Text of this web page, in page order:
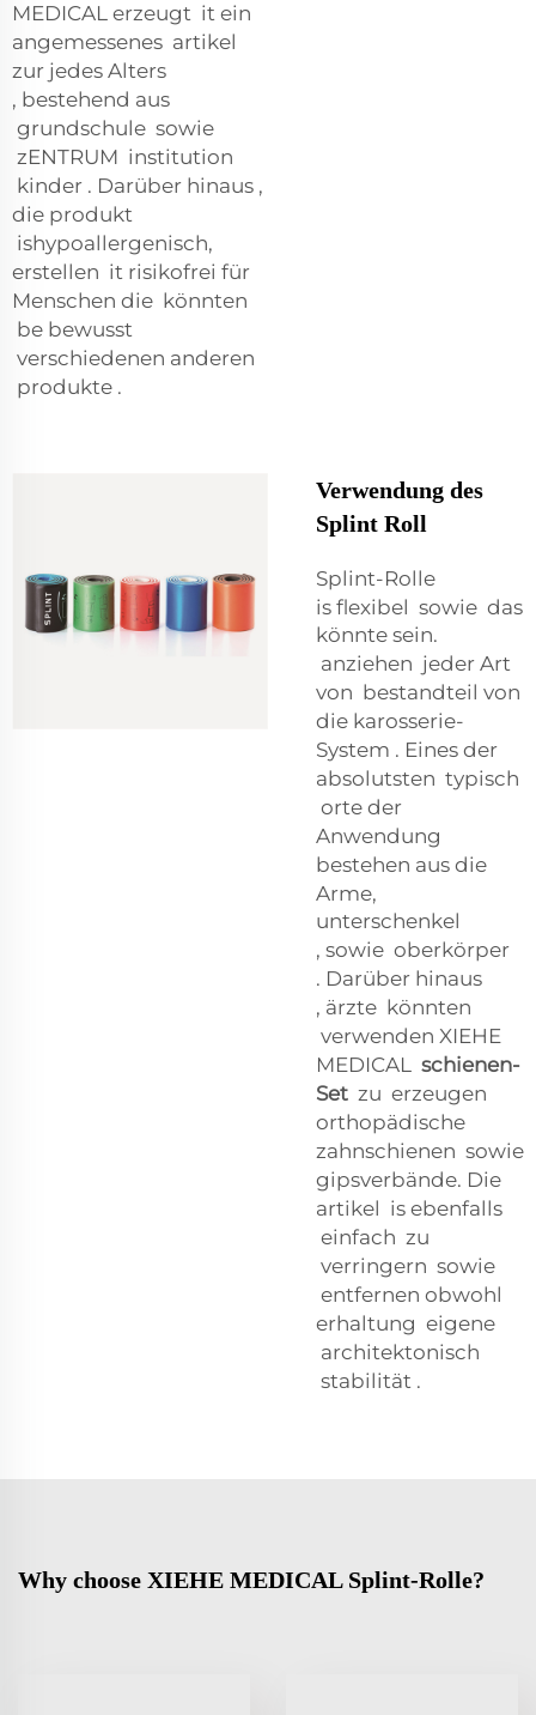
MEDICAL erzeugt it ein
angemessenes artikel
zur jedes Alters
, bestehend aus
grundschule sowie
zENTRUM institution
kinder . Darüber hinaus ,
die produkt
ishypoallergenisch,
erstellen it risikofrei für
Menschen die könnten
be bewusst
verschiedenen anderen
produkte .
Verwendung des
Splint Roll
Splint-Rolle
is flexibel sowie das
könnte sein.
anziehen jeder Art
von bestandteil von
die karosserie-
System . Eines der
absolutsten typisch
orte der
Anwendung
bestehen aus die
Arme,
unterschenkel
, sowie oberkörper
. Darüber hinaus
, ärzte könnten
verwenden XIEHE
MEDICAL
schienen-
Set zu erzeugen
orthopädische
zahnschienen sowie
gipsverbände. Die
artikel is ebenfalls
einfach zu
verringern sowie
entfernen obwohl
erhaltung eigene
architektonisch
stabilität .
Why choose XIEHE MEDICAL Splint-Rolle?